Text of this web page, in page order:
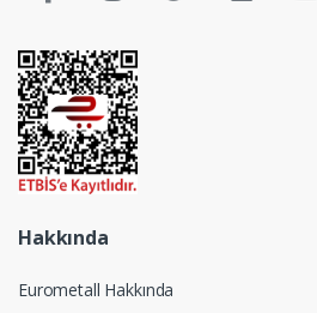
Hakkında
Eurometall Hakkında